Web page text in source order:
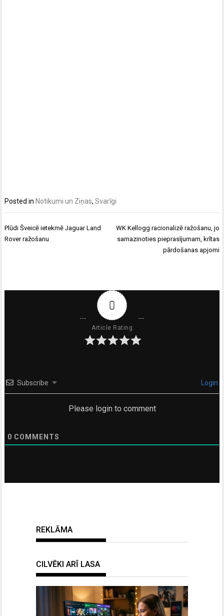
Posted in Notikumi un Ziņas,Svarīgi
Ziņu
izvēlne
Plūdi Šveicē ietekmē Jaguar Land
Rover ražošanu
WK Kellogg racionalizē ražošanu, jo
samazinoties pieprasījumam, krītas
pārdošanas apjomi
0
Article Rating
Subscribe Login
Please login to comment
0 COMMENTS
REKLĀMA
CILVĒKI ARĪ LASA